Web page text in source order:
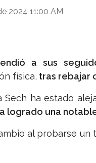
2024 11:00 AM
a sus
física, tras rebajar
ha estado
logrado una
al probarse un